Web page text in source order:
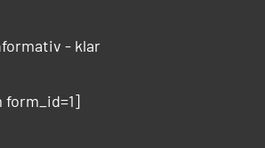
- klar